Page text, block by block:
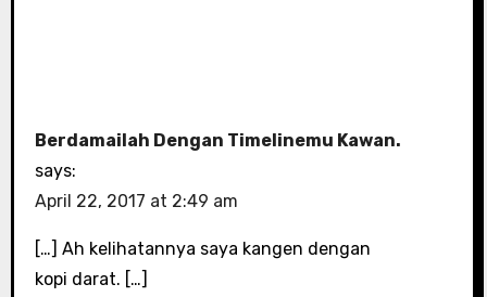
Berdamailah Dengan Timelinemu Kawan.
says:
April 22, 2017 at 2:49 am
[…] Ah kelihatannya saya kangen dengan
kopi darat. […]